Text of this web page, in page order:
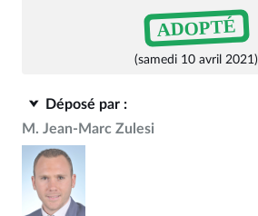
ADOPTÉ
(samedi 10 avril 2021)
Déposé par :
M. Jean-Marc Zulesi